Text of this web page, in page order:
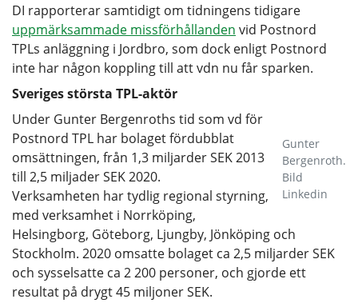
DI rapporterar samtidigt om tidningens tidigare
uppmärksammade missförhållanden vid Postnord
TPLs anläggning i Jordbro, som dock enligt Postnord
inte har någon koppling till att vdn nu får sparken.
Sveriges största TPL-aktör
Gunter
Bergenroth.
Bild
Linkedin
Under Gunter Bergenroths tid som vd för
Postnord TPL har bolaget fördubblat
omsättningen, från 1,3 miljarder SEK 2013
till 2,5 miljader SEK 2020.
Verksamheten har tydlig regional styrning,
med verksamhet i Norrköping,
Helsingborg, Göteborg, Ljungby, Jönköping och
Stockholm. 2020 omsatte bolaget ca 2,5 miljarder SEK
och sysselsatte ca 2 200 personer, och gjorde ett
resultat på drygt 45 miljoner SEK.